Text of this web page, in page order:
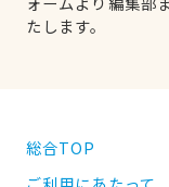
たします。
総合TOP